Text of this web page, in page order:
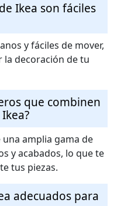
Ikea son fáciles
y fáciles de mover,
decoración de tu
que combinen
amplia gama de
y acabados, lo que te
tus piezas.
adecuados para